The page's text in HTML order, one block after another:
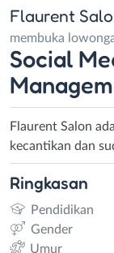
Flaurent
membuka
Social
Flaurent Salon
kecantikan dan
Ringkasan
Pendidikan
Gender
Umur